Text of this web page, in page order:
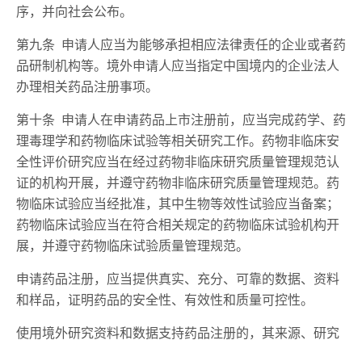
序，并向社会公布。
第九条 申请人应当为能够承担相应法律责任的企业或者药
品研制机构等。境外申请人应当指定中国境内的企业法人
办理相关药品注册事项。
第十条 申请人在申请药品上市注册前，应当完成药学、药
理毒理学和药物临床试验等相关研究工作。药物非临床安
全性评价研究应当在经过药物非临床研究质量管理规范认
证的机构开展，并遵守药物非临床研究质量管理规范。药
物临床试验应当经批准，其中生物等效性试验应当备案；
药物临床试验应当在符合相关规定的药物临床试验机构开
展，并遵守药物临床试验质量管理规范。
申请药品注册，应当提供真实、充分、可靠的数据、资料
和样品，证明药品的安全性、有效性和质量可控性。
使用境外研究资料和数据支持药品注册的，其来源、研究